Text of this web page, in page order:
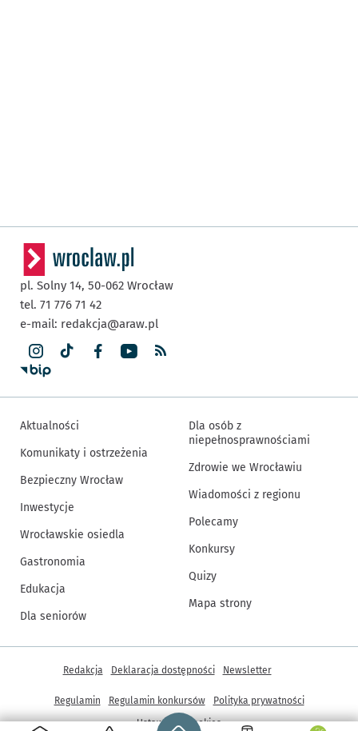
Strona główna - wroclaw.pl
pl. Solny 14, 50-062 Wrocław
tel. 71 776 71 42
e-mail: redakcja@araw.pl
Aktualności
Komunikaty i ostrzeżenia
Bezpieczny Wrocław
Inwestycje
Wrocławskie osiedla
Gastronomia
Edukacja
Dla seniorów
Dla osób z
niepełnosprawnościami
Zdrowie we Wrocławiu
Wiadomości z regionu
Polecamy
Konkursy
Quizy
Mapa strony
Inne informacje
Redakcja Deklaracja dostępności Newsletter
Regulamin Regulamin konkursów
Polityka prywatności
Ustawienia cookies